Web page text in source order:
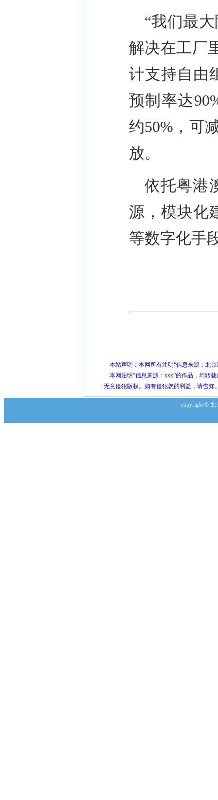
“我们最
解决在工厂
计支持自由
预制率达
约50% ，可
放。
依托粤港
源，模块化
等数字化手
本站声明：本网所有注明“信息来源：北
本网注明“信息来源：xxx”的作品，均转
无意侵犯版权。如有侵犯您的利益，请告知
copyright ©